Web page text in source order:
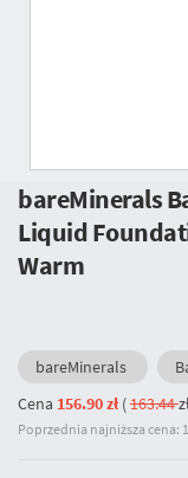
bareMinerals
Liquid
Warm
bareMinerals
Cena 156.90 zł(163.44
Poprzednia najniższa cena: